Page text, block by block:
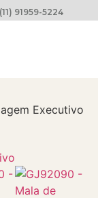
(11) 91959-5224
Executivo